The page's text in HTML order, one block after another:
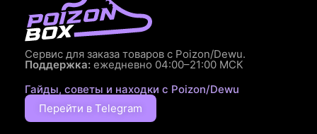
Сервис для заказа товаров с Poizon/Dewu.
Поддержка: ежедневно 04:00–21:00 МСК
Гайды, советы и находки с Poizon/Dewu
Перейти в Telegram